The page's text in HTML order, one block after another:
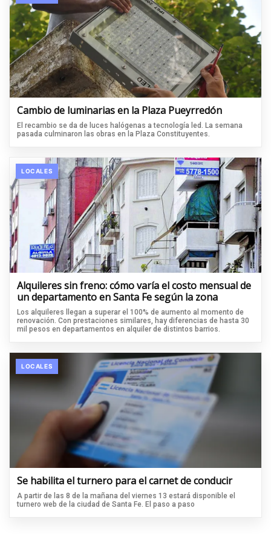
Cambio de luminarias en la Plaza Pueyrredón
El recambio se da de luces halógenas a tecnología led. La semana
pasada culminaron las obras en la Plaza Constituyentes.
LOCALES
Alquileres sin freno: cómo varía el costo mensual de
un departamento en Santa Fe según la zona
Los alquileres llegan a superar el 100% de aumento al momento de
renovación. Con prestaciones similares, hay diferencias de hasta 30
mil pesos en departamentos en alquiler de distintos barrios.
LOCALES
Se habilita el turnero para el carnet de conducir
A partir de las 8 de la mañana del viernes 13 estará disponible el
turnero web de la ciudad de Santa Fe. El paso a paso